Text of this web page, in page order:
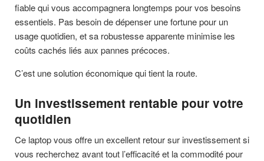
fiable qui vous accompagnera longtemps pour vos besoins
essentiels. Pas besoin de dépenser une fortune pour un
usage quotidien, et sa robustesse apparente minimise les
coûts cachés liés aux pannes précoces.
C’est une solution économique qui tient la route.
Un investissement rentable pour votre
quotidien
Ce laptop vous offre un excellent retour sur investissement si
vous recherchez avant tout l’efficacité et la commodité pour